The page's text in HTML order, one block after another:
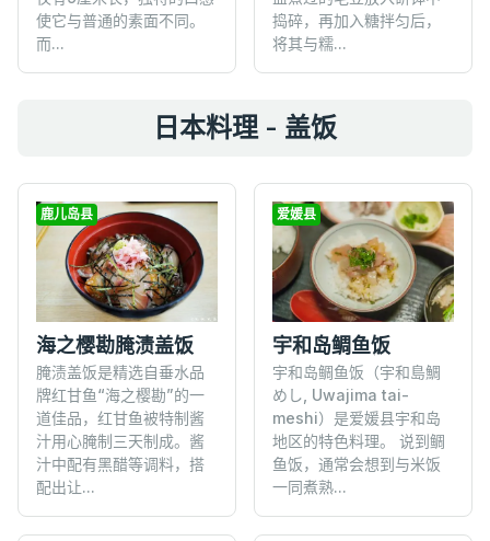
使它与普通的素面不同。
而...
捣碎，再加入糖拌匀后，
将其与糯...
日本料理 - 盖饭
鹿儿岛县
海之樱勘腌渍盖饭
腌渍盖饭是精选自垂水品
牌红甘鱼“海之樱勘”的一
道佳品，红甘鱼被特制酱
汁用心腌制三天制成。酱
汁中配有黑醋等调料，搭
配出让...
爱媛县
宇和岛鲷鱼饭
宇和岛鲷鱼饭（宇和島鯛
めし, Uwajima tai-
meshi）是爱媛县宇和岛
地区的特色料理。 说到鲷
鱼饭，通常会想到与米饭
一同煮熟...